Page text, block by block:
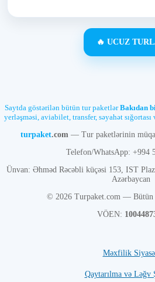
🔥 UCUZ
Saytda göstərilən bütün tur paketlərBakıdan
yerləşməsi, aviabilet, transfer, səyahət
turpaket.com— Tur paketlərinin
Telefon/WhatsApp: +994
Ünvan: Əhməd Rəcəbli küçəsi 153, IST
Azərbaycan
© 2026 Turpaket.com — Bütün
VÖEN:
Məxfilik
Qaytarılma və Ləğv